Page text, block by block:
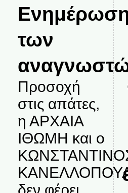
των
Προσοχή
στις απάτες,
η ΑΡΧΑΙΑ
ΙΘΩΜΗ και ο